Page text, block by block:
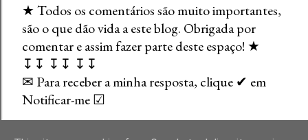
E
n
v
i
a
r
u
★ Todos os comentários são muito importantes,
são o que dão vida a este blog. Obrigada por
comentar e assim fazer parte deste espaço! ★
↧↧ ↧↧ ↧↧
✉ Para receber a minha resposta, clique ✔ em
Notificar-me ☑